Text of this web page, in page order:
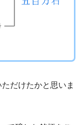
だけたかと思いま